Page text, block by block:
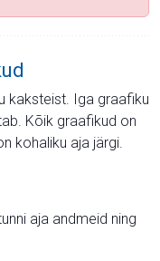
kaksteist. Iga graafiku
Kõik graafikud on
kohaliku aja järgi.
aja andmeid ning